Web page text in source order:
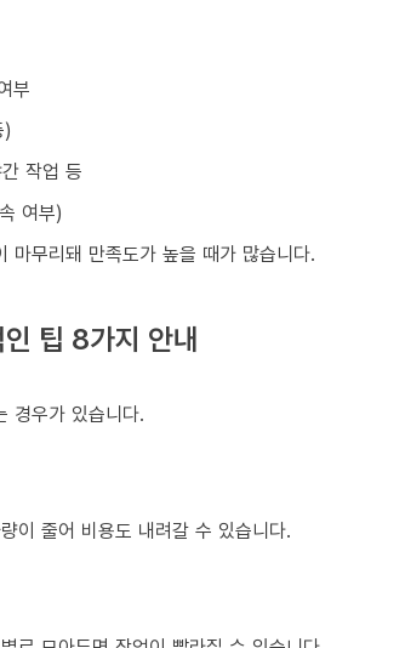
부
작업 등
여부)
마무리돼 만족도가 높을 때가 많습니다.
팁 8가지 안내
경우가 있습니다.
이 줄어 비용도 내려갈 수 있습니다.